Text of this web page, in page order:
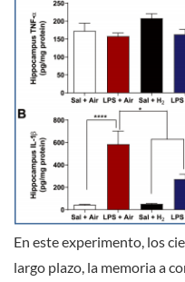
En este experimento, los
largo plazo, la memoria a